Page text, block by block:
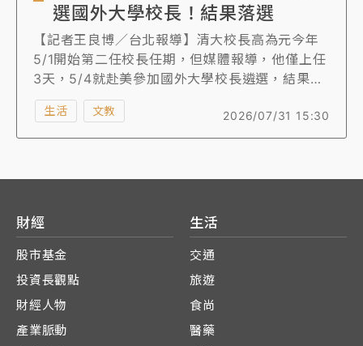
選國外大學校長！結果落選
【記者王良博／台北報導】清大校長高為元今年
5/1開始第二任校長任期，但媒體報導，他僅上任
3天，5/4就赴美參加國外大學校長遴選，結果落
選，但其爭取校長連任時的承諾仍受質疑。對
此，教育部回應，此一行為並無違反相關人事法
規。
2026/07/31 15:30
生活 文教
財經
股市基金
投資長觀點
財經人物
產業脈動
生活
交通
旅遊
食尚
醫藥